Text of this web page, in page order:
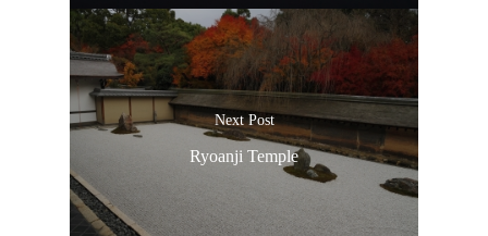
Next Post
Ryoanji Temple